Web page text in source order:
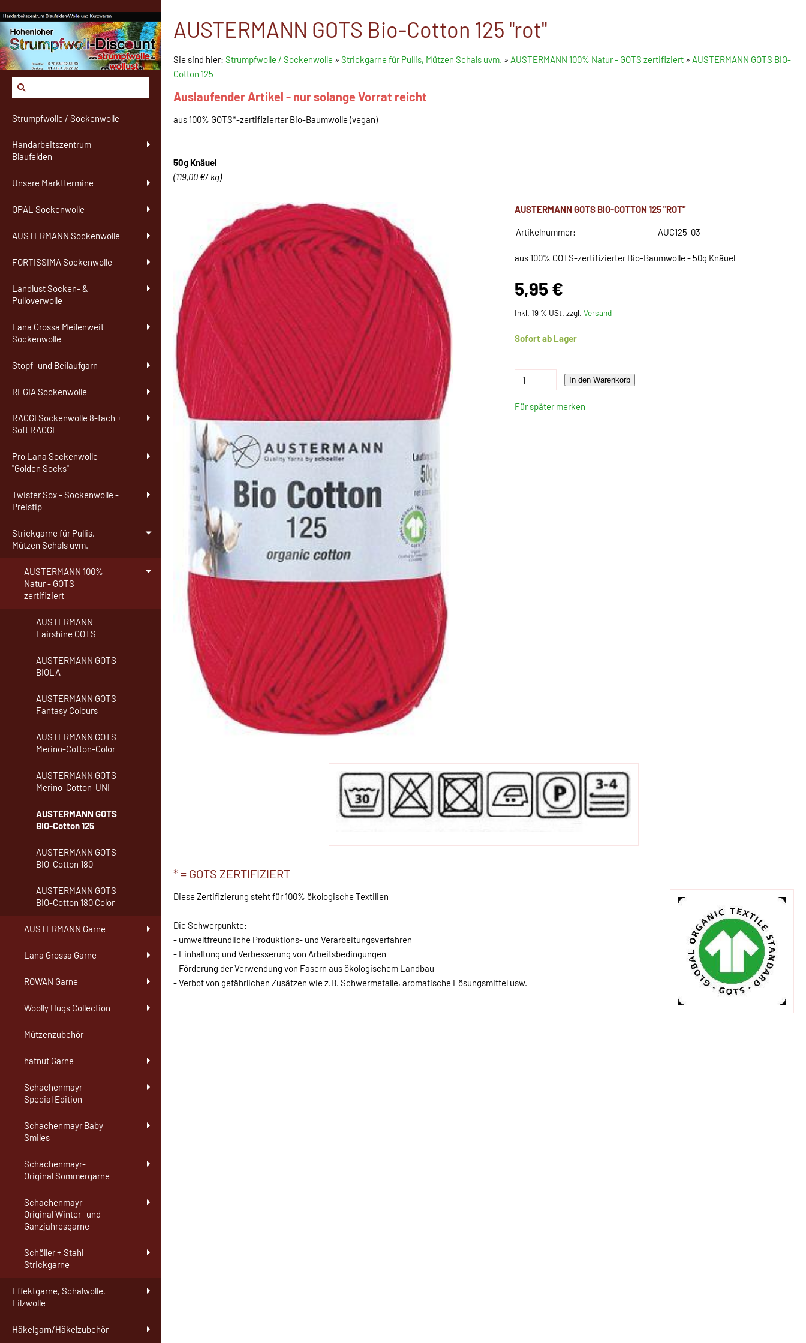
Strumpfwolle / Sockenwolle
Handarbeitszentrum
Blaufelden
Unsere Markttermine
OPAL Sockenwolle
AUSTERMANN Sockenwolle
FORTISSIMA Sockenwolle
Landlust Socken- &
Pulloverwolle
Lana Grossa Meilenweit
Sockenwolle
Stopf- und Beilaufgarn
REGIA Sockenwolle
RAGGI Sockenwolle 8-fach +
Soft RAGGI
Pro Lana Sockenwolle
"Golden Socks"
Twister Sox - Sockenwolle -
Preistip
Strickgarne für Pullis,
Mützen Schals uvm.
AUSTERMANN 100%
Natur - GOTS
zertifiziert
AUSTERMANN
Fairshine GOTS
AUSTERMANN GOTS
BIOLA
AUSTERMANN GOTS
Fantasy Colours
AUSTERMANN GOTS
Merino-Cotton-Color
AUSTERMANN GOTS
Merino-Cotton-UNI
AUSTERMANN GOTS
BIO-Cotton 125
AUSTERMANN GOTS
BIO-Cotton 180
AUSTERMANN GOTS
BIO-Cotton 180 Color
AUSTERMANN Garne
Lana Grossa Garne
ROWAN Garne
Woolly Hugs Collection
Mützenzubehör
hatnut Garne
Schachenmayr
Special Edition
Schachenmayr Baby
Smiles
Schachenmayr-
Original Sommergarne
Schachenmayr-
Original Winter- und
Ganzjahresgarne
Schöller + Stahl
Strickgarne
Effektgarne, Schalwolle,
Filzwolle
Häkelgarn/Häkelzubehör
AUSTERMANN GOTS Bio-Cotton 125 "rot"
Sie sind hier: Strumpfwolle / Sockenwolle » Strickgarne für Pullis, Mützen Schals uvm. » AUSTERMANN 100% Natur - GOTS zertifiziert» AUSTERMANN GOTS BIO-
Cotton 125
Auslaufender Artikel - nur solange Vorrat reicht
aus 100% GOTS*-zertifizierter Bio-Baumwolle (vegan)
50g Knäuel
(119,00 €/ kg)
AUSTERMANN GOTS BIO-COTTON 125 "ROT"
Artikelnummer: AUC125-03
aus 100% GOTS-zertifizierter Bio-Baumwolle - 50g Knäuel
5,95 €
Inkl. 19 % USt. zzgl.Versand
Sofort ab Lager
In den Warenkorb
Für später merken
* = GOTS ZERTIFIZIERT
Diese Zertifizierung steht für 100% ökologische Textilien
Die Schwerpunkte:
- umweltfreundliche Produktions- und Verarbeitungsverfahren
- Einhaltung und Verbesserung von Arbeitsbedingungen
- Förderung der Verwendung von Fasern aus ökologischem Landbau
- Verbot von gefährlichen Zusätzen wie z.B. Schwermetalle, aromatische Lösungsmittel usw.